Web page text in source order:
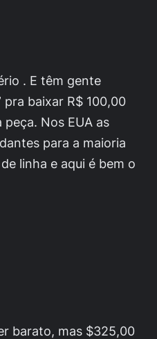
. E têm gente
pra baixar R$ 100,00
Nos EUA as
para a maioria
linha e aqui é bem o
barato, mas $325,00